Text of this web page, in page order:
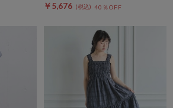
￥5,676 40％OFF